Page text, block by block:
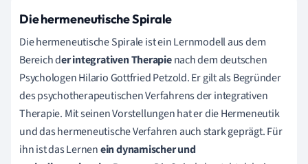
Die hermeneutische Spirale
Die hermeneutische Spirale ist ein Lernmodell aus dem
Bereich der integrativen Therapienach dem deutschen
Psychologen Hilario Gottfried Petzold. Er gilt als Begründer
des psychotherapeutischen Verfahrens der integrativen
Therapie. Mit seinen Vorstellungen hat er die Hermeneutik
und das hermeneutische Verfahren auch stark geprägt. Für
ihn ist das Lernenein dynamischer und